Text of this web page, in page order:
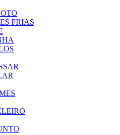
FRIAS